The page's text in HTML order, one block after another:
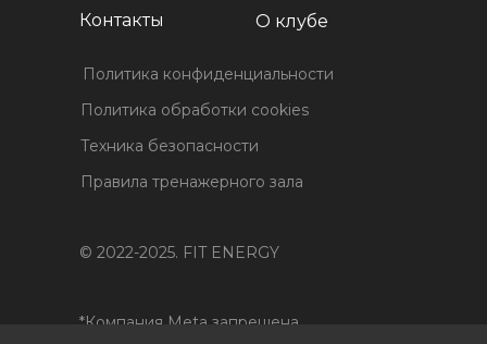
Контакты
О клубе
Политика конфиденциальности
Техника безопасности
Правила тренажерного зала
© 2022-2025. FIT ENERGY
Политика обработки cookies
*Компания Meta запрещена